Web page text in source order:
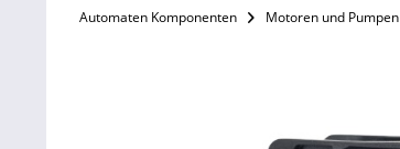
Automaten Komponenten Motoren und Pumpen